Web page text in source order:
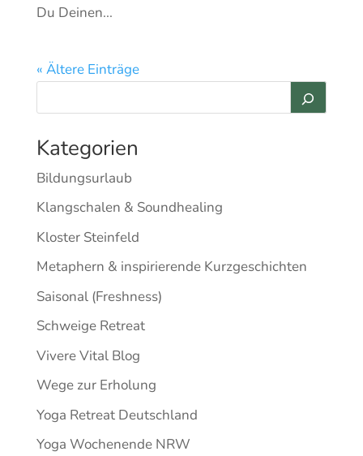
Du Deinen...
« Ältere Einträge
Kategorien
Bildungsurlaub
Klangschalen & Soundhealing
Kloster Steinfeld
Metaphern & inspirierende Kurzgeschichten
Saisonal (Freshness)
Schweige Retreat
Vivere Vital Blog
Wege zur Erholung
Yoga Retreat Deutschland
Yoga Wochenende NRW